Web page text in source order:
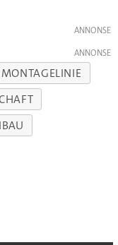
MONTAGELINIE